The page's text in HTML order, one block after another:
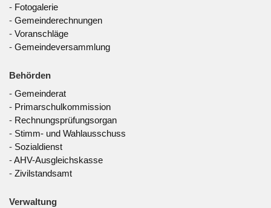
- Fotogalerie
- Gemeinderechnungen
- Voranschläge
- Gemeindeversammlung
Behörden
- Gemeinderat
- Primarschulkommission
- Rechnungsprüfungsorgan
- Stimm- und Wahlausschuss
- Sozialdienst
-AHV-Ausgleichskasse
- Zivilstandsamt
Verwaltung